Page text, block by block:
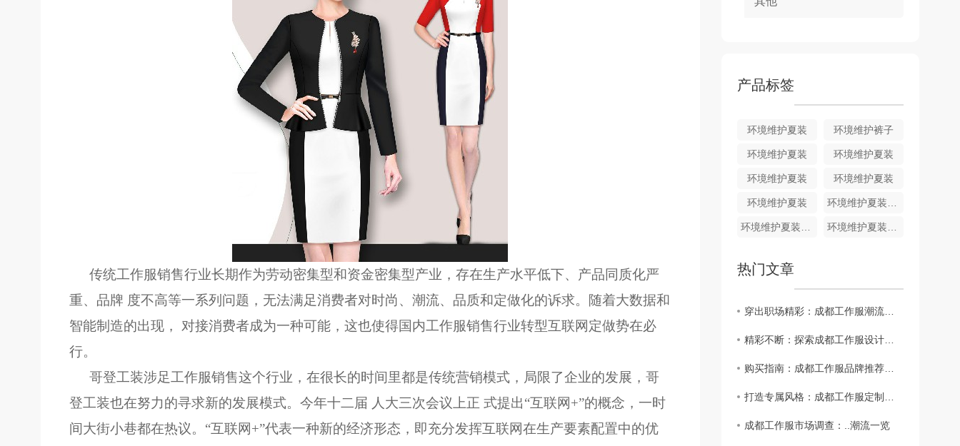
1 2
传统工作服销售行业长期作为劳动密集型和资金密集型产业，存在生产水平低下、产品同质化严
重、品牌 度不高等一系列问题，无法满足消费者对时尚、潮流、品质和定做化的诉求。随着大数据和
智能制造的出现， 对接消费者成为一种可能，这也使得国内工作服销售行业转型互联网定做势在必
行。
哥登工装涉足工作服销售这个行业，在很长的时间里都是传统营销模式，局限了企业的发展， 哥
登工装也在努力的寻求新的发展模式。今年十二届 人大三次会议上正 式提出“互联网+”的概念，一时
间大街小巷都在热议。“互联网+”代表一种新的经济形态，即充分发挥互联网在生产要素配置中的优
产品标签
环境维护夏装 环境维护裤子
环境维护夏装 环境维护夏装
环境维护夏装 环境维护夏装
环境维护夏装 环境维护夏装HJ011
环境维护夏装HJ010 环境维护夏装HJ009
热门文章
穿出职场精彩：成都工作服潮流趋势分析
精彩不断：探索成都工作服设计师的创意..
购买指南：成都工作服品牌推荐大揭秘
打造专属风格：成都工作服定制攻略
成都工作服市场调查：..潮流一览